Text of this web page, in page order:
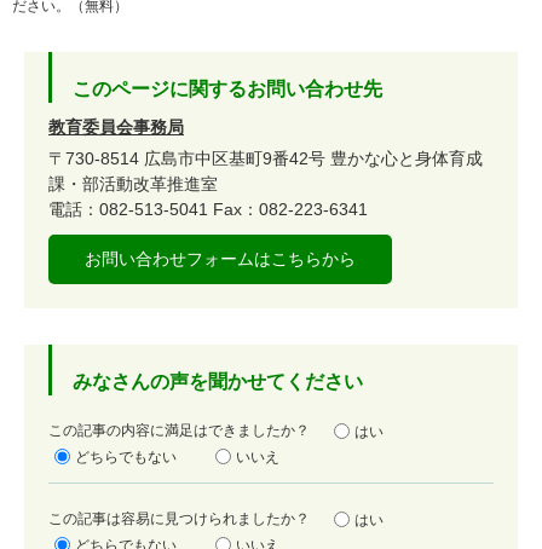
ださい。（無料）
このページに関するお問い合わせ先
教育委員会事務局
〒730-8514 広島市中区基町9番42号 豊かな心と身体育成
課・部活動改革推進室
電話：082-513-5041 Fax：082-223-6341
お問い合わせフォームはこちらから
みなさんの声を聞かせてください
満
足
この記事の内容に満足はできましたか？
はい
どちらでもない
いいえ
容
易
この記事は容易に見つけられましたか？
はい
どちらでもない
いいえ